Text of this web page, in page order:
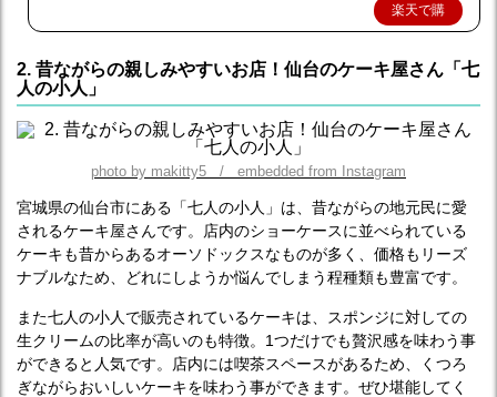
楽天で購
2. 昔ながらの親しみやすいお店！仙台のケーキ屋さん「七
人の小人」
photo by makitty5 / embedded from Instagram
宮城県の仙台市にある「七人の小人」は、昔ながらの地元民に愛
されるケーキ屋さんです。店内のショーケースに並べられている
ケーキも昔からあるオーソドックスなものが多く、価格もリーズ
ナブルなため、どれにしようか悩んでしまう程種類も豊富です。
また七人の小人で販売されているケーキは、スポンジに対しての
生クリームの比率が高いのも特徴。1つだけでも贅沢感を味わう事
ができると人気です。店内には喫茶スペースがあるため、くつろ
ぎながらおいしいケーキを味わう事ができます。ぜひ堪能してく